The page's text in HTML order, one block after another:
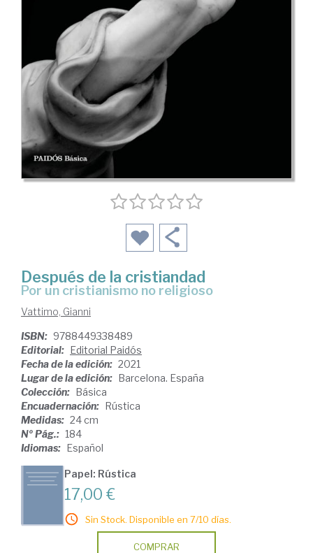
Después de la cristiandad
por un cristianismo no religioso
Vattimo, Gianni
ISBN: 9788449338489
Editorial: Editorial Paidós
Fecha de la edición: 2021
Lugar de la edición: Barcelona. España
Colección: Básica
Encuadernación: Rústica
Medidas: 24 cm
Nº Pág.: 184
Idiomas: Español
Papel: Rústica
17,00 €
Sin Stock. Disponible en 7/10 días.
COMPRAR